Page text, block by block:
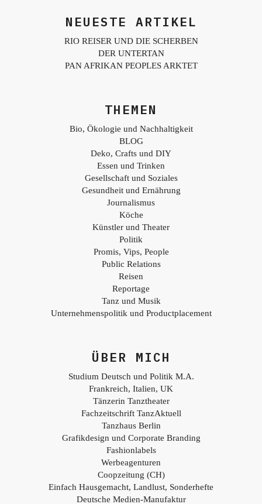
NEUESTE ARTIKEL
RIO REISER UND DIE SCHERBEN
DER UNTERTAN
PAN AFRIKAN PEOPLES ARKTET
THEMEN
Bio, Ökologie und Nachhaltigkeit
BLOG
Deko, Crafts und DIY
Essen und Trinken
Gesellschaft und Soziales
Gesundheit und Ernährung
Journalismus
Köche
Künstler und Theater
Politik
Promis, Vips, People
Public Relations
Reisen
Reportage
Tanz und Musik
Unternehmenspolitik und Productplacement
ÜBER MICH
Studium Deutsch und Politik M.A.
Frankreich, Italien, UK
Tänzerin Tanztheater
Fachzeitschrift TanzAktuell
Tanzhaus Berlin
Grafikdesign und Corporate Branding
Fashionlabels
Werbeagenturen
Coopzeitung (CH)
Einfach Hausgemacht, Landlust, Sonderhefte
Deutsche Medien-Manufaktur